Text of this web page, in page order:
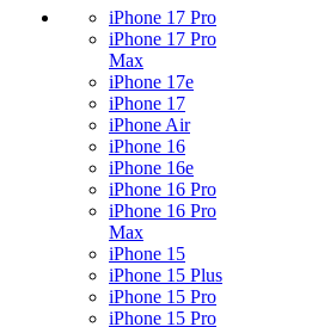
iPhone 17 Pro
iPhone 17 Pro
Max
iPhone 17e
iPhone 17
iPhone Air
iPhone 16
iPhone 16e
iPhone 16 Pro
iPhone 16 Pro
Max
iPhone 15
iPhone 15 Plus
iPhone 15 Pro
iPhone 15 Pro